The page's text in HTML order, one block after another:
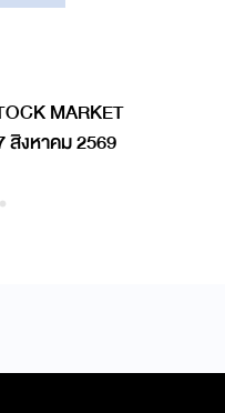
MARKET
สิงหาคม 2569